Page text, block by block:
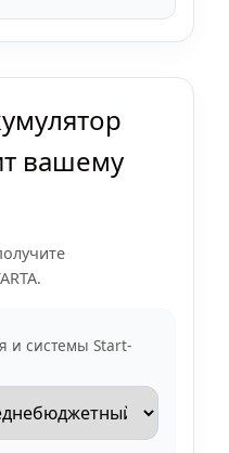
вашему
и системы Start-